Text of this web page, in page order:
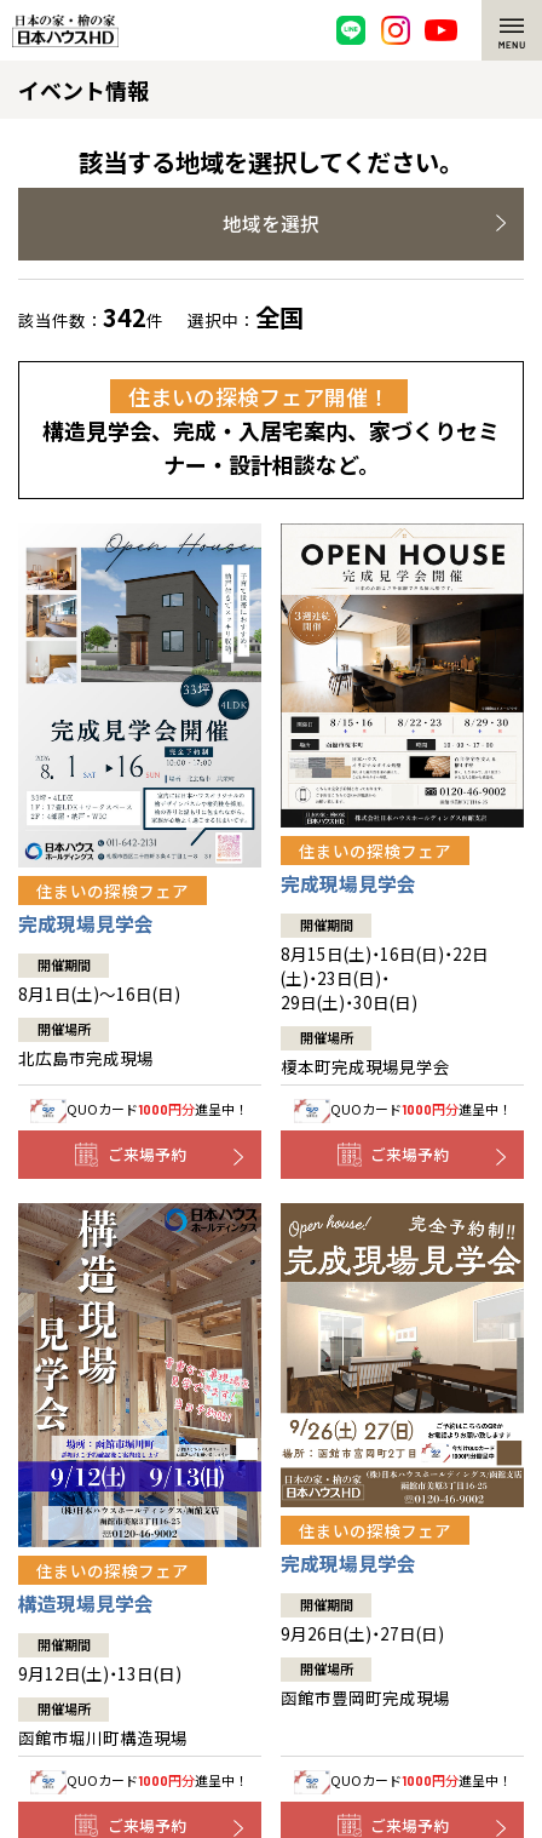
脱炭素・檜の家
環境にやさしい、脱炭素社会の住宅
耐震構造
高耐久住宅
高断熱・高気密の家
エネルギー自給自足
感謝訪問・長期保証
直営工事
1メーターモジュール
冷暖房標準装備
24時間対応コールセンター
デザイン賞各種受賞
セントラルヒーティング
選ばれる理由
檜の魅力 トップ
檜と日本人
1000年を超えて生きる檜
知られざる檜の効果・作用
理想の木材「檜」
注文住宅
グレートステージ
平屋の家
外観・インテリア集
暮らし方提案
住まいのコラム
住まいのお手入れ集
リフォーム トップ
選ばれる理由
リフォームの流れ
介護保険利用で快適リフォーム
賃貸併用住宅のメリット
安心のサポートシステム
展示場案内
分譲住宅・土地
分譲マンション
分譲マンション トップ
ワザックとは
高い信頼性
安心の管理体制
ギャラリー
会社情報
会社情報 トップ
ニュースリリース
代表ごあいさつ
企業理念
会社概要
事業部紹介
木材調達指針
グループ会社紹介
CMギャラリー
採用情報
お問い合わせ
会員サイト
イベント情報
該当する地域を選択してください。
地域を選択
該当件数： 342件 選択中： 全国
住まいの探検フェア開催！
構造見学会、完成・入居宅案内、家づくりセミ
ナー・設計相談など。
住まいの探検フェア
完成現場見学会
開催期間
8月1日(土)～16日(日)
開催場所
北広島市完成現場
QUOカード1000円分進呈中！
ご来場予約
住まいの探検フェア
完成現場見学会
開催期間
8月15日(土)・16日(日)・22日
(土)・23日(日)・
29日(土)・30日(日)
開催場所
榎本町完成現場見学会
QUOカード1000円分進呈中！
ご来場予約
住まいの探検フェア
構造現場見学会
開催期間
9月12日(土)・13日(日)
開催場所
函館市堀川町構造現場
QUOカード1000円分進呈中！
ご来場予約
住まいの探検フェア
完成現場見学会
開催期間
9月26日(土)・27日(日)
開催場所
函館市豊岡町完成現場
QUOカード1000円分進呈中！
ご来場予約